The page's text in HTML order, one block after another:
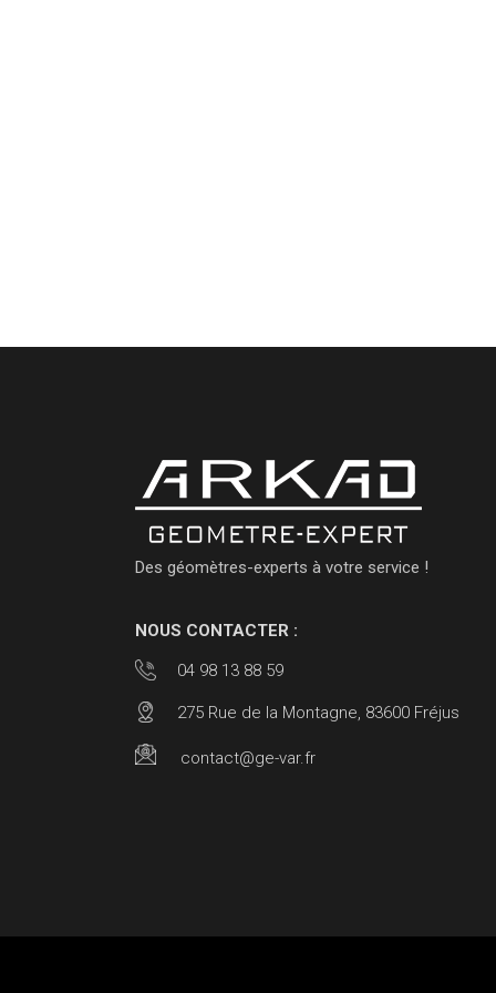
Des géomètres-experts à votre service !
NOUS CONTACTER :
04 98 13 88 59
275 Rue de la Montagne, 83600 Fréjus
contact@ge-var.fr